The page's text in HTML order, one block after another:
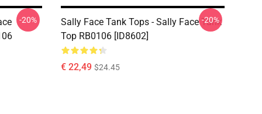
-20%
Sally Face Tank Tops - Sally Face Tank
Top RB0106 [ID8602]
€ 22,49 $24.45
-20%